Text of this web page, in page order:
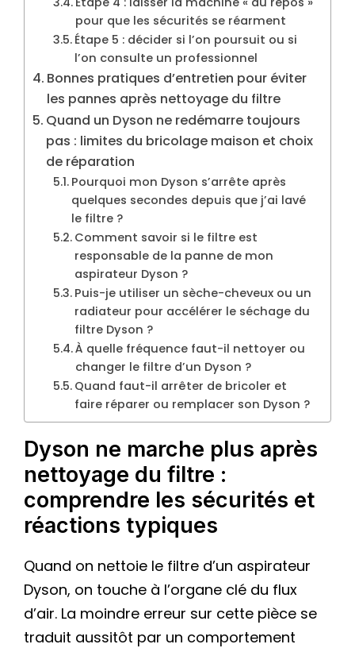
pour que les sécurités se réarment
Étape 5 : décider si l’on poursuit ou si
l’on consulte un professionnel
Bonnes pratiques d’entretien pour éviter
les pannes après nettoyage du filtre
Quand un Dyson ne redémarre toujours
pas : limites du bricolage maison et choix
de réparation
Pourquoi mon Dyson s’arrête après
quelques secondes depuis que j’ai lavé
le filtre ?
Comment savoir si le filtre est
responsable de la panne de mon
aspirateur Dyson ?
Puis-je utiliser un sèche-cheveux ou un
radiateur pour accélérer le séchage du
filtre Dyson ?
À quelle fréquence faut-il nettoyer ou
changer le filtre d’un Dyson ?
Quand faut-il arrêter de bricoler et
faire réparer ou remplacer son Dyson ?
Dyson ne marche plus après
nettoyage du filtre :
comprendre les sécurités et
réactions typiques
Quand on nettoie le filtre d’un aspirateur
Dyson, on touche à l’organe clé du flux
d’air. La moindre erreur sur cette pièce se
traduit aussitôt par un comportement